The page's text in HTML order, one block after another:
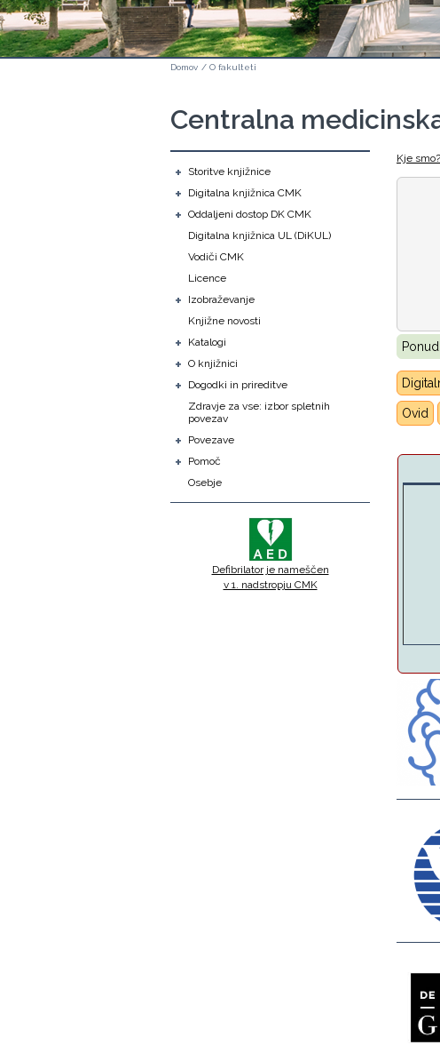
Domov / O fakulteti
Centralna
+ Storitve knjižnice
+ Digitalna knjižnica CMK
+ Oddaljeni dostop DK CMK
Digitalna knjižnica UL (DiKUL)
Vodiči CMK
Licence
+
Izobraževanje
Knjižne novosti
+ Katalogi
+ O knjižnici
+
Dogodki in prireditve
Zdravje za vse: izbor spletnih
povezav
+ Povezave
+
Pomoč
Osebje
Defibrilator je nameščen
v 1. nadstropju CMK
Kje smo?
Ovid